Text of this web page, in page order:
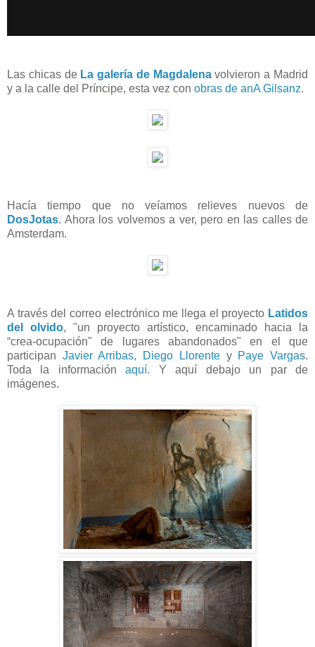
Las chicas de La galería de Magdalenavolvieron a Madrid
y a la calle del Príncipe, esta vez con obras de anA Gilsanz.
Hacía tiempo que no veíamos relieves nuevos de
DosJotas. Ahora los volvemos a ver, pero en las calles de
Amsterdam.
A través del correo electrónico me llega el proyecto Latidos
del olvido, "un proyecto artístico, encaminado hacia la
“crea-ocupación" de lugares abandonados" en el que
participan Javier Arribas, Diego Llorentey Paye Vargas.
Toda la informaciónaquí. Y aquí debajo un par de
imágenes.